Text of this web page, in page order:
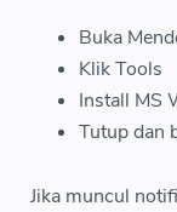
Buka
Klik Tools
Install MS
Tutup dan
Jika muncul